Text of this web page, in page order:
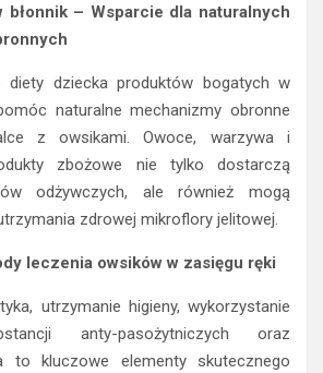
błonnik – Wsparcie dla naturalnych
diety dziecka produktów bogatych w
naturalne mechanizmy obronne
z owsikami. Owoce, warzywa i
zbożowe nie tylko dostarczą
odżywczych, ale również mogą
zdrowej mikroflory jelitowej.
leczenia owsików w zasięgu ręki
utrzymanie higieny, wykorzystanie
anty-pasożytniczych oraz
to kluczowe elementy skutecznego